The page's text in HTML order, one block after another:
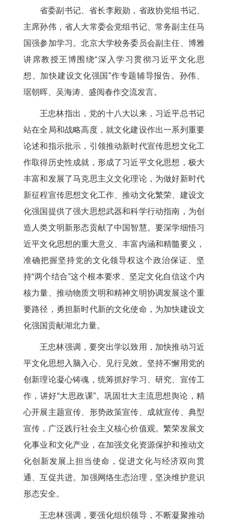
省委副书记、省长李殿勋，省政协党组书记、
主席孙伟，省人大常委会党组书记、常务副主任马
国强参加学习。北京大学校务委员会副主任、博雅
讲席教授王博围绕“深入学习贯彻习近平文化思
想、加快建设文化强国”作专题辅导报告。孙伟、
琚朝晖、吴海涛、盛阅春作交流发言。
王忠林指出，党的十八大以来，习近平总书记
站在全局和战略高度，就文化建设作出一系列重要
论述和指示批示，引领推动新时代宣传思想文化工
作取得历史性成就，形成了习近平文化思想，极大
丰富和发展了马克思主义文化理论，为做好新时代
新征程宣传思想文化工作、推动文化繁荣、建设文
化强国提供了强大思想武器和科学行动指南，为创
造人类文明新形态贡献了中国智慧。要深学细悟习
近平文化思想的重大意义、丰富内涵和精髓要义，
准确把握坚持党的文化领导权这个政治保证、坚
持“两个结合”这个根本要求、坚定文化自信这个内
核力量、推动物质文明和精神文明协调发展这个重
要路径，勇担新时代新的文化使命，为加快建设文
化强国贡献湖北力量。
王忠林强调，要突出学以致用，加快推动习近
平文化思想入脑入心、见行见效。坚持不懈用党的
创新理论凝心铸魂，统筹抓好学习、研究、宣传工
作，讲好“大思政课”。巩固壮大主流思想舆论，精
心开展主题宣传、形势政策宣传、成就宣传、典型
宣传，广泛践行社会主义核心价值观。繁荣发展文
化事业和文化产业，在加强文化资源保护和推动文
化创新发展上担当使命，促进文化与经济双向贯
通、互促共进。加强网络生态治理，坚决维护意识
形态安全。
王忠林强调，要强化组织领导，不断凝聚推动